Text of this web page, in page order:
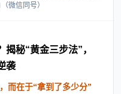
微信同号）
秘“黄金三步法”，
袭
而在于“拿到了多少分”